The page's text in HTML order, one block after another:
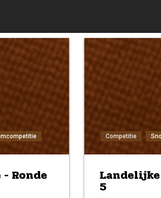
Ronde
Competitie
Landelijke
5